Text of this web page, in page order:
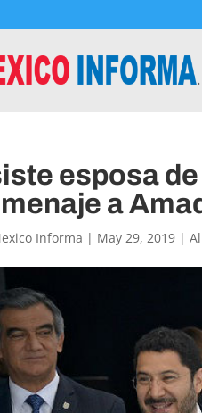
esposa
a
Informa | May 29, 2019 |